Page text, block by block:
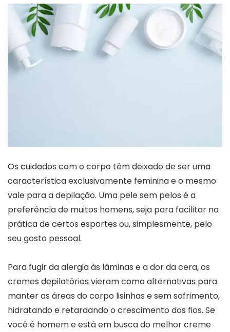
Os cuidados com o corpo têm deixado de ser uma
característica exclusivamente feminina e o mesmo
vale para a depilação. Uma pele sem pelos é a
preferência de muitos homens, seja para facilitar na
prática de certos esportes ou, simplesmente, pelo
seu gosto pessoal.
Para fugir da alergia às lâminas e a dor da cera, os
cremes depilatórios vieram como alternativas para
manter as áreas do corpo lisinhas e sem sofrimento,
hidratando e retardando o crescimento dos fios. Se
você é homem e está em busca do melhor creme